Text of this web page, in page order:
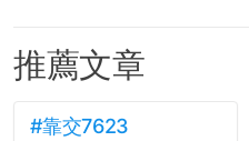
推薦文章
#靠交7623